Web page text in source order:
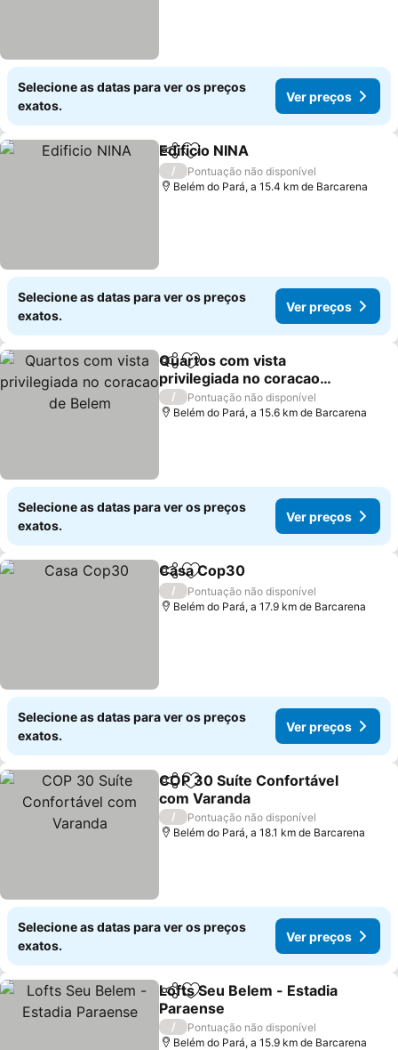
Selecione as datas para ver os preços
exatos.
Ver preços
PartilharAdicionar aos favoritos
Edificio NINA
/
Pontuação não disponível
Belém do Pará, a 15.4 km de Barcarena
Selecione as datas para ver os preços
exatos.
Ver preços
PartilharAdicionar aos favoritos
Quartos com vista
privilegiada no coracao
de Belem
Ver preços
/
Pontuação não disponível
Belém do Pará, a 15.6 km de Barcarena
Selecione as datas para ver os preços
exatos.
Ver preços
PartilharAdicionar aos favoritos
Casa Cop30
/
Pontuação não disponível
Belém do Pará, a 17.9 km de Barcarena
Selecione as datas para ver os preços
exatos.
Ver preços
PartilharAdicionar aos favoritos
COP 30 Suíte Confortável
com Varanda
Ver preços
/
Pontuação não disponível
Belém do Pará, a 18.1 km de Barcarena
Selecione as datas para ver os preços
exatos.
Ver preços
PartilharAdicionar aos favoritos
Lofts Seu Belem - Estadia
Paraense
Ver preços
/
Pontuação não disponível
Belém do Pará, a 15.9 km de Barcarena